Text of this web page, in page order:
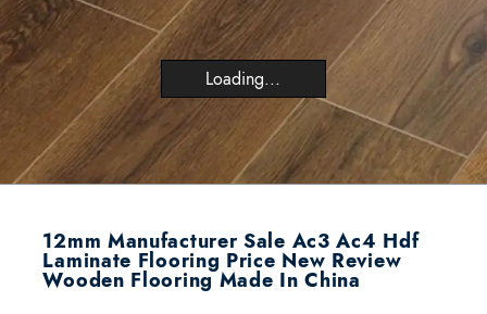
Loading...
12mm Manufacturer Sale Ac3 Ac4 Hdf
Laminate Flooring Price New Review
Wooden Flooring Made In China